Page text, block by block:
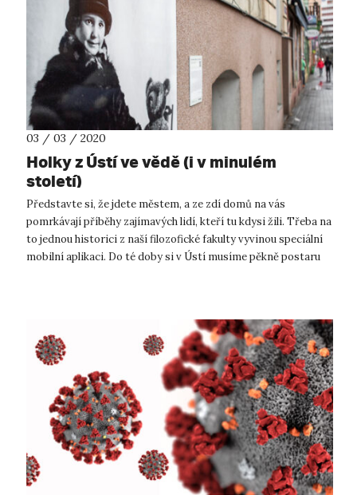
03 / 03 / 2020
Holky z Ústí ve vědě (i v minulém
století)
Představte si, že jdete městem, a ze zdí domů na vás
pomrkávají příběhy zajímavých lidí, kteří tu kdysi žili. Třeba na
to jednou historici z naší filozofické fakulty vyvinou speciální
mobilní aplikaci. Do té doby si v Ústí musíme pěkně postaru